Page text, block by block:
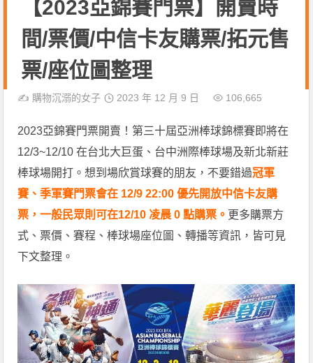
【2023亞錦賽門票】開賣時
間/票價/中信卡友購票/拓元售
票/座位圖整理
✍️ 購物沉溺的女子 2023 年 12 月 9 日 106,665
2023亞錦賽門票開賣！第三十屆亞洲棒球錦標賽即將在
12/3~12/10 在台北大巨蛋、台中洲際棒球場及新北新莊
棒球場開打。想到場欣賞球賽的朋友，不要錯過冠軍
賽、季軍賽門票會在 12/9 22:00 優先開放中信卡友購
票，一般民眾則可在12/10 凌晨 0 點購票。 更多購票方
式、票價、賽程、棒球場座位圖、轉播等資訊，皆可見
下文整理。